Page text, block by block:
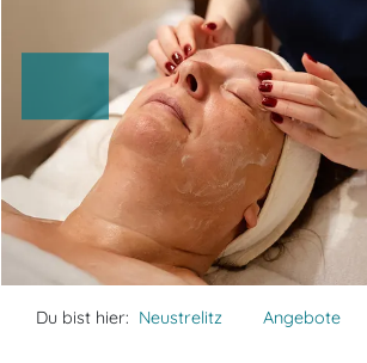
Du bist hier: Neustrelitz Angebote